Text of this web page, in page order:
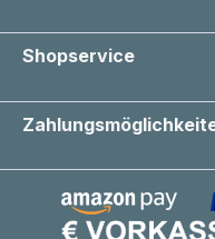
Shopservice